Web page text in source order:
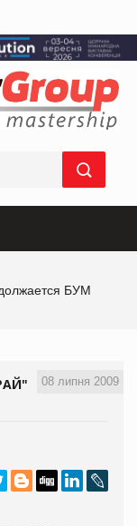
БУМ
08 липня 2009